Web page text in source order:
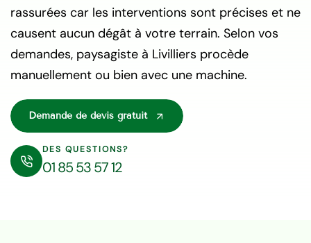
rassurées car les interventions sont précises et ne
causent aucun dégât à votre terrain. Selon vos
demandes, paysagiste à Livilliers procède
manuellement ou bien avec une machine.
Demande de devis gratuit
DES QUESTIONS?
01 85 53 57 12